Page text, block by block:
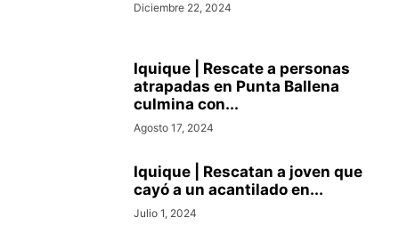
Diciembre 22, 2024
Iquique | Rescate a personas
atrapadas en Punta Ballena
culmina con...
Agosto 17, 2024
Iquique | Rescatan a joven que
cayó a un acantilado en...
Julio 1, 2024